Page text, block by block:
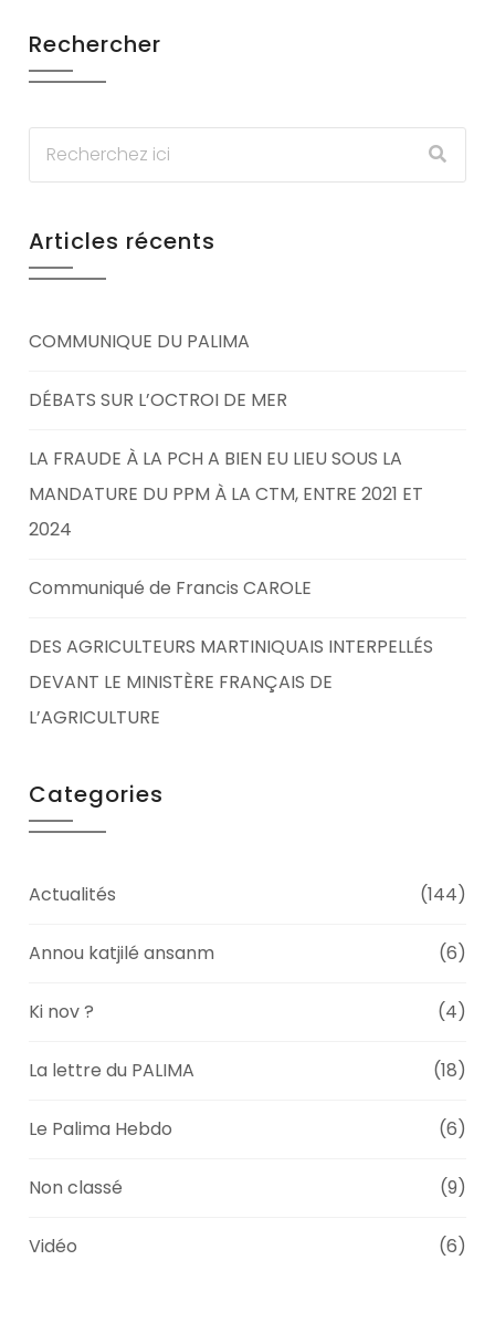
Rechercher
Articles récents
COMMUNIQUE DU PALIMA
DÉBATS SUR L’OCTROI DE MER
LA FRAUDE À LA PCH A BIEN EU LIEU SOUS LA
MANDATURE DU PPM À LA CTM, ENTRE 2021 ET
2024
Communiqué de Francis CAROLE
DES AGRICULTEURS MARTINIQUAIS INTERPELLÉS
DEVANT LE MINISTÈRE FRANÇAIS DE
L’AGRICULTURE
Categories
Actualités (144)
Annou katjilé ansanm (6)
Ki nov ? (4)
La lettre du PALIMA (18)
Le Palima Hebdo (6)
Non classé (9)
Vidéo (6)